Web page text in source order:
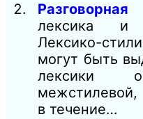
лексика и
Лексико-
могут быть
лексики
межстилевой,
в течение…